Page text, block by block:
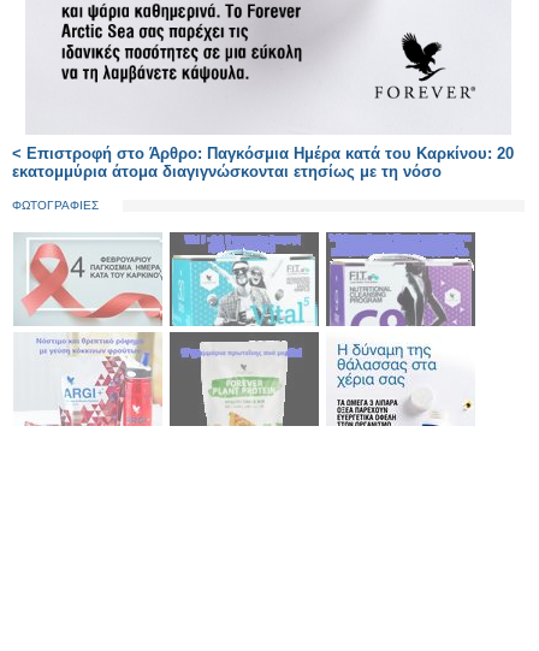
< Επιστροφή στο Άρθρο: Παγκόσμια Ημέρα κατά του Καρκίνου: 20
εκατομμύρια άτομα διαγιγνώσκονται ετησίως με τη νόσο
ΦΩΤΟΓΡΑΦΙΕΣ